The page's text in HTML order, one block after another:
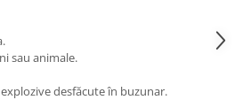
sau animale.
desfăcute în buzunar.